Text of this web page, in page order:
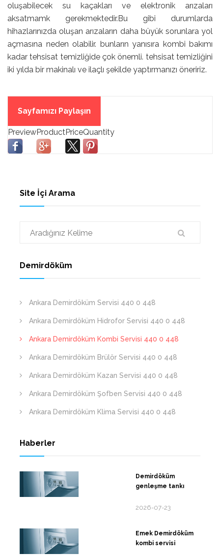
oluşabilecek su kaçakları ve elektronik arızaları
aksatmamk gerekmektedir.Bu gibi durumlarda
hihazlarınızda oluşan arızaların daha büyük sorunlara yol
açmasına neden olabilir. bunların yanısıra kombi bakımı
kadar tehsisat temizliğide çok önemli. tehsisat temizliğini
iki yılda bir makinalı ve ilaçlı şekilde yaptırmanızı öneririz.
Sayfamızı Paylaşın
Site İçi Arama
Demirdöküm
Ankara Demirdöküm Servisi 440 0 448
Ankara Demirdöküm Hidrofor Servisi 440 0 448
Ankara Demirdöküm Kombi Servisi 440 0 448
Ankara Demirdöküm Brülör Servisi 440 0 448
Ankara Demirdöküm Kazan Servisi 440 0 448
Ankara Demirdöküm Şofben Servisi 440 0 448
Ankara Demirdöküm Klima Servisi 440 0 448
Haberler
Demirdöküm
genleşme tankı
2026-07-23
Emek Demirdöküm
kombi servisi